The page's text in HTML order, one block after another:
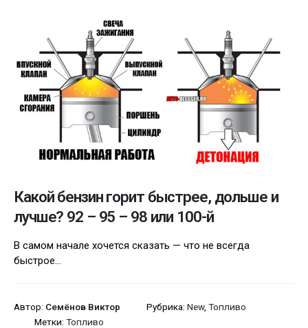
Какой бензин горит быстрее, дольше и
лучше? 92 – 95 – 98 или 100-й
В самом начале хочется сказать — что не всегда
быстрое...
Автор: Семёнов Виктор Рубрика: New, Топливо
Метки: Топливо